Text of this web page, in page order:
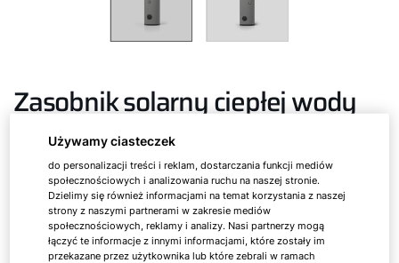
Zasobnik solarny ciepłej wody
użytkowej
SEM-1/2
Zasobnik solarny ciepłej wody wykonany ze stali z
Używamy ciasteczek
do personalizacji treści i reklam, dostarczania funkcji mediów
społecznościowych i analizowania ruchu na naszej stronie.
Dzielimy się również informacjami na temat korzystania z naszej
strony z naszymi partnerami w zakresie mediów
społecznościowych, reklamy i analizy. Nasi partnerzy mogą
łączyć te informacje z innymi informacjami, które zostały im
przekazane przez użytkownika lub które zebrali w ramach